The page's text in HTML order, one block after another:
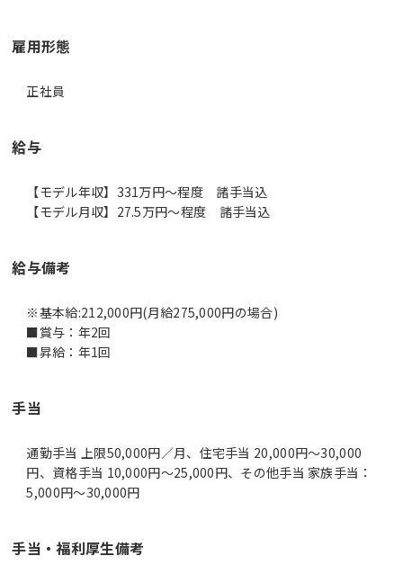
雇用形態
正社員
給与
【モデル年収】331万円〜程度 諸手当込
【モデル月収】27.5万円〜程度 諸手当込
給与備考
※基本給:212,000円(月給275,000円の場合)
■賞与：年2回
■昇給：年1回
手当
通勤手当 上限50,000円／月、住宅手当 20,000円～30,000
円、資格手当 10,000円～25,000円、その他手当 家族手当：
5,000円～30,000円
手当・福利厚生備考